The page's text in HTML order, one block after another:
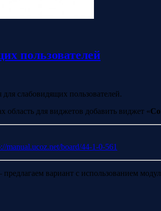
пользователей
слабовидящих пользователей.
для виджетов добавить виджет «
manual.ucoz.net/board/44-1-0-561
вариант с использованием